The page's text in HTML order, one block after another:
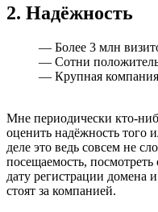
2. Надёжность
— Более 3 млн
— Сотни
— Крупная
Мне периодически кто-
оценить надёжность того
деле это ведь совсем не
посещаемость,
дату регистрации домена
стоят за компанией.